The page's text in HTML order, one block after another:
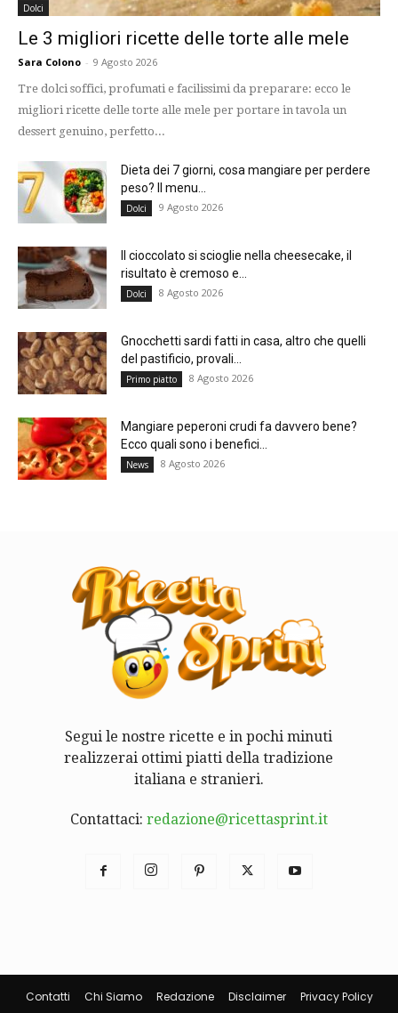
Dolci
Le 3 migliori ricette delle torte alle mele
Sara Colono - 9 Agosto 2026
Tre dolci soffici, profumati e facilissimi da preparare: ecco le
migliori ricette delle torte alle mele per portare in tavola un
dessert genuino, perfetto...
Dieta dei 7 giorni, cosa mangiare per perdere
peso? Il menu...
Dolci 9 Agosto 2026
Il cioccolato si scioglie nella cheesecake, il
risultato è cremoso e...
Dolci 8 Agosto 2026
Gnocchetti sardi fatti in casa, altro che quelli
del pastificio, provali...
Primo piatto 8 Agosto 2026
Mangiare peperoni crudi fa davvero bene?
Ecco quali sono i benefici...
News 8 Agosto 2026
Segui le nostre ricette e in pochi minuti
realizzerai ottimi piatti della tradizione
italiana e stranieri.
Contattaci: redazione@ricettasprint.it
Contatti Chi Siamo Redazione Disclaimer Privacy Policy